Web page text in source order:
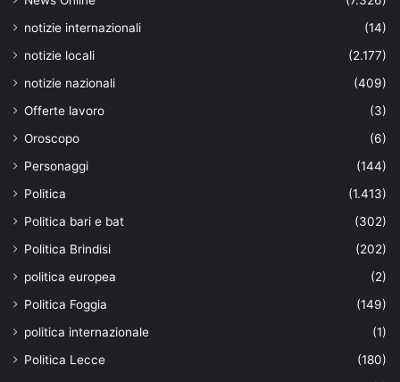
notizie internazionali
(14)
notizie locali
(2.177)
notizie nazionali
(409)
Offerte lavoro
(3)
Oroscopo
(6)
Personaggi
(144)
Politica
(1.413)
Politica bari e bat
(302)
Politica Brindisi
(202)
politica europea
(2)
Politica Foggia
(149)
politica internazionale
(1)
Politica Lecce
(180)